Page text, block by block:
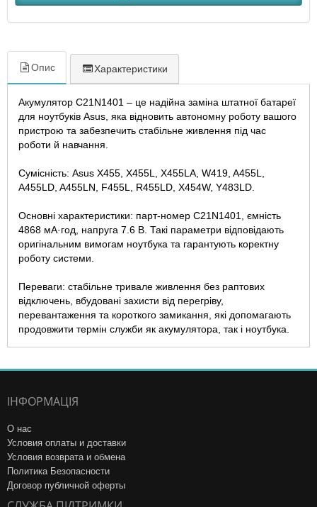
Опис Характеристики
Акумулятор C21N1401 – це надійна заміна штатної батареї
для ноутбуків Asus, яка відновить автономну роботу вашого
пристрою та забезпечить стабільне живлення під час
роботи й навчання.
Сумісність: Asus X455, X455L, X455LA, W419, A455L,
A455LD, A455LN, F455L, R455LD, X454W, Y483LD.
Основні характеристики: парт-номер C21N1401, ємність
4868 мА·год, напруга 7.6 В. Такі параметри відповідають
оригінальним вимогам ноутбука та гарантують коректну
роботу системи.
Переваги: стабільне тривале живлення без раптових
відключень, вбудовані захисти від перегріву,
перевантаження та короткого замикання, які допомагають
продовжити термін служби як акумулятора, так і ноутбука.
ІНФОРМАЦІЯ
О нас
Условия оплаты и доставки
Условия возврата и обмена
Политика Безопасности
Договор публичной оферты